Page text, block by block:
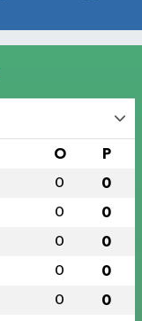
O P
0 0
0 0
0 0
0 0
0 0